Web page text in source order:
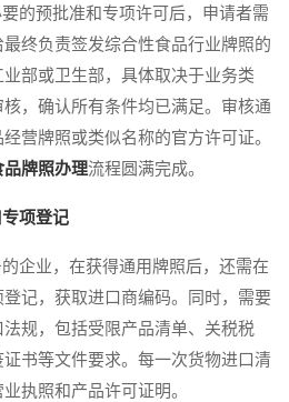
预批准和专项许可后，申请者需
终负责签发综合性食品行业牌照的
部或卫生部，具体取决于业务类
，确认所有条件均已满足。审核通
营牌照或类似名称的官方许可证。
牌照办理流程圆满完成。
项登记
业，在获得通用牌照后，还需在
记，获取进口商编码。同时，需要
法规，包括受限产品清单、关税税
书等文件要求。每一次货物进口清
执照和产品许可证明。